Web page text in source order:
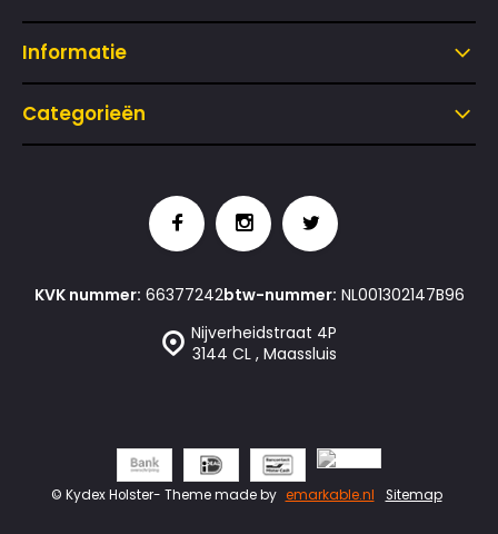
Informatie
Categorieën
Nijverheidstraat 4P
3144 CL , Maassluis
KVK nummer: 66377242btw-nummer: NL001302147B96
© Kydex Holster- Theme made by emarkable.nl Sitemap